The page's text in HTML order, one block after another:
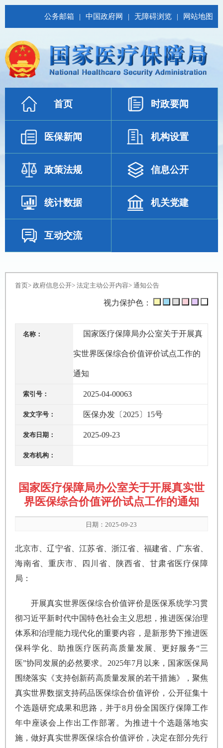
公务邮箱 | 中国政府网 | 无障碍浏览 | 网站地图
首页 时政要闻
医保新闻 机构设置
政策法规 信息公开
统计数据 机关党建
互动交流
首页> 政府信息公开> 法定主动公开内容> 通知公告
视力保护色：
名称： 国家医疗保障局办公室关于开展真
实世界医保综合价值评价试点工作的
通知
索引号： 2025-04-00063
发文字号： 医保办发〔2025〕15号
发布日期： 2025-09-23
发布机构：
国家医疗保障局办公室关于开展真实世
界医保综合价值评价试点工作的通知
日期：2025-09-23
北京市、辽宁省、江苏省、浙江省、福建省、广东省、
海南省、重庆市、四川省、陕西省、甘肃省医疗保障
局：
开展真实世界医保综合价值评价是医保系统学习贯
彻习近平新时代中国特色社会主义思想，推进医保治理
体系和治理能力现代化的重要内容，是新形势下推进医
保科学化、助推医疗医药高质量发展、更好服务“三
医”协同发展的必然要求。2025年7月以来，国家医保局
围绕落实《支持创新药高质量发展的若干措施》，聚焦
真实世界数据支持药品医保综合价值评价，公开征集十
个选题研究成果和思路，并于8月份全国医疗保障工作
年中座谈会上作出工作部署。为推进十个选题落地实
施，做好真实世界医保综合价值评价，决定在部分先行